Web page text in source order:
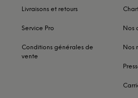
Livraisons et retours
Service Pro
Conditions générales de
vente
Nos
Nos